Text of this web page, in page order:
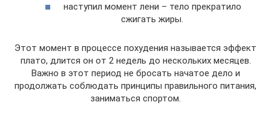
наступил момент лени – тело прекратило
сжигать жиры.
Этот момент в процессе похудения называется эффект
плато, длится он от 2 недель до нескольких месяцев.
Важно в этот период не бросать начатое дело и
продолжать соблюдать принципы правильного питания,
заниматься спортом.